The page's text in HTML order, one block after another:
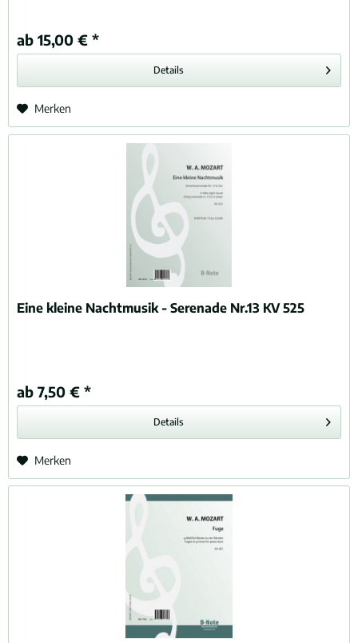
ab 15,00 € *
Details
Merken
Eine kleine Nachtmusik - Serenade Nr.13 KV 525
ab 7,50 € *
Details
Merken